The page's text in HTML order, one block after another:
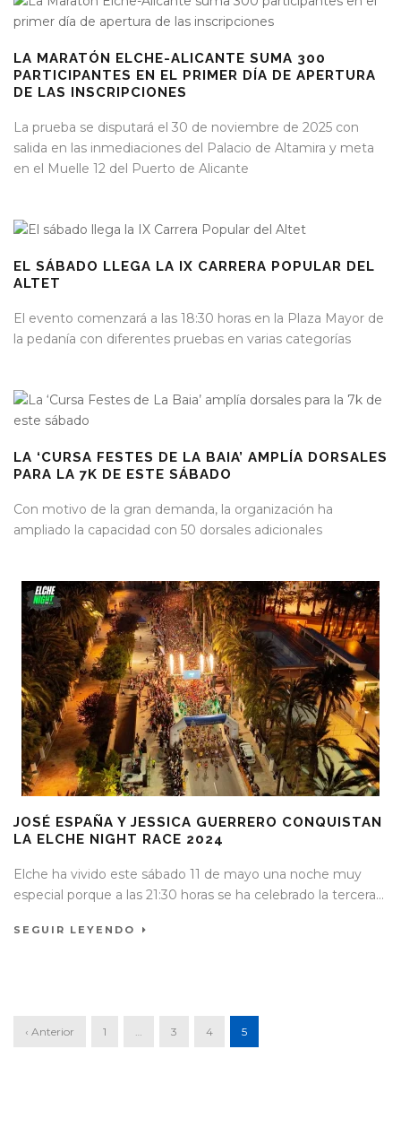
LA MARATÓN ELCHE-ALICANTE SUMA 300
PARTICIPANTES EN EL PRIMER DÍA DE APERTURA
DE LAS INSCRIPCIONES
La prueba se disputará el 30 de noviembre de 2025 con
salida en las inmediaciones del Palacio de Altamira y meta
en el Muelle 12 del Puerto de Alicante
EL SÁBADO LLEGA LA IX CARRERA POPULAR DEL
ALTET
El evento comenzará a las 18:30 horas en la Plaza Mayor de
la pedanía con diferentes pruebas en varias categorías
LA ‘CURSA FESTES DE LA BAIA’ AMPLÍA DORSALES
PARA LA 7K DE ESTE SÁBADO
Con motivo de la gran demanda, la organización ha
ampliado la capacidad con 50 dorsales adicionales
JOSÉ ESPAÑA Y JESSICA GUERRERO CONQUISTAN
LA ELCHE NIGHT RACE 2024
Elche ha vivido este sábado 11 de mayo una noche muy
especial porque a las 21:30 horas se ha celebrado la tercera...
SEGUIR LEYENDO
‹ Anterior 1 … 3 4 5